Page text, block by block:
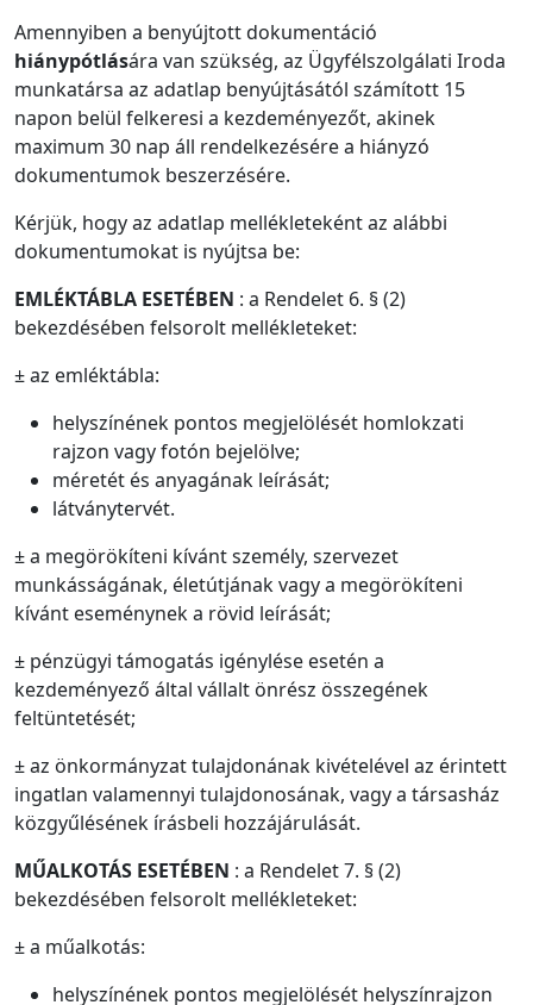
Amennyiben a benyújtott dokumentáció
hiánypótlására van szükség, az Ügyfélszolgálati Iroda
munkatársa az adatlap benyújtásától számított 15
napon belül felkeresi a kezdeményezőt, akinek
maximum 30 nap áll rendelkezésére a hiányzó
dokumentumok beszerzésére.
Kérjük, hogy az adatlap mellékleteként az alábbi
dokumentumokat is nyújtsa be:
EMLÉKTÁBLA ESETÉBEN : a Rendelet 6. § (2)
bekezdésében felsorolt mellékleteket:
± az emléktábla:
helyszínének pontos megjelölését homlokzati
rajzon vagy fotón bejelölve;
méretét és anyagának leírását;
látványtervét.
± a megörökíteni kívánt személy, szervezet
munkásságának, életútjának vagy a megörökíteni
kívánt eseménynek a rövid leírását;
± pénzügyi támogatás igénylése esetén a
kezdeményező által vállalt önrész összegének
feltüntetését;
± az önkormányzat tulajdonának kivételével az érintett
ingatlan valamennyi tulajdonosának, vagy a társasház
közgyűlésének írásbeli hozzájárulását.
MŰALKOTÁS ESETÉBEN : a Rendelet 7. § (2)
bekezdésében felsorolt mellékleteket:
± a műalkotás:
helyszínének pontos megjelölését helyszínrajzon